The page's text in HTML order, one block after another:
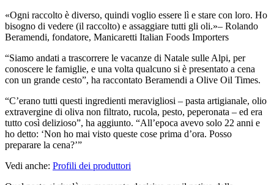
Ogni raccolto è diverso, quindi voglio essere lì e stare con loro. Ho
bisogno di vedere (il raccolto) e assaggiare tutti gli oli. – Rolando
Beramendi, fondatore, Manicaretti Italian Foods Importers
“Siamo andati a trascorrere le vacanze di Natale sulle Alpi, per
conoscere le famiglie, e una volta qualcuno si è presentato a cena
con un grande cesto”, ha raccontato Beramendi a Olive Oil Times.
“C’erano tutti questi ingredienti meravigliosi – pasta artigianale, olio
extravergine di oliva non filtrato, rucola, pesto, peperonata – ed era
tutto così delizioso”, ha aggiunto. “All’epoca avevo solo 22 anni e
ho detto: ‘Non ho mai visto queste cose prima d’ora. Posso
preparare la cena?’”
Vedi anche: Profili dei produttori